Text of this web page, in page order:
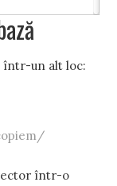
într-un alt loc:
într-o